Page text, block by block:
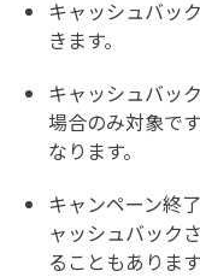
キャッシュバッ
きます。
キャッシュバッ
場合のみ対象で
なります。
キャンペーン終
ャッシュバック
ることもありま